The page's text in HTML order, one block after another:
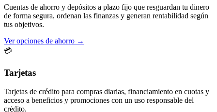
Cuentas de ahorro y depósitos a plazo fijo que resguardan tu dinero
de forma segura, ordenan las finanzas y generan rentabilidad según
tus objetivos.
Ver opciones de ahorro →
💳
Tarjetas
Tarjetas de crédito para compras diarias, financiamiento en cuotas y
acceso a beneficios y promociones con un uso responsable del
crédito.